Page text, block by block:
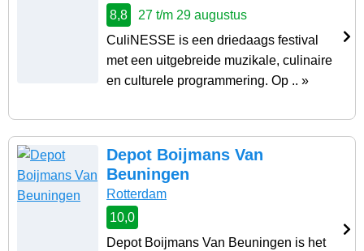
8,8
27 t/m 29 augustus
CuliNESSE is een driedaags festival
met een uitgebreide muzikale, culinaire
en culturele programmering. Op .. »
Depot Boijmans Van
Beuningen
Rotterdam
10,0
Depot Boijmans Van Beuningen is het